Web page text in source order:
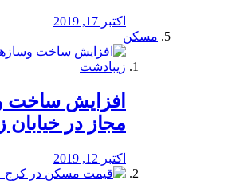
اکتبر 17, 2019
مسکن
افزایش ساخت
مجاز در خیابان
اکتبر 12, 2019